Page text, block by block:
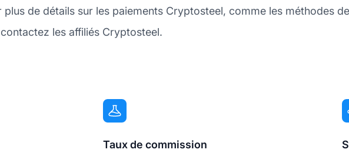
plus de détails sur les paiements Cryptosteel, comme les méthodes
les affiliés Cryptosteel.
Taux de commission